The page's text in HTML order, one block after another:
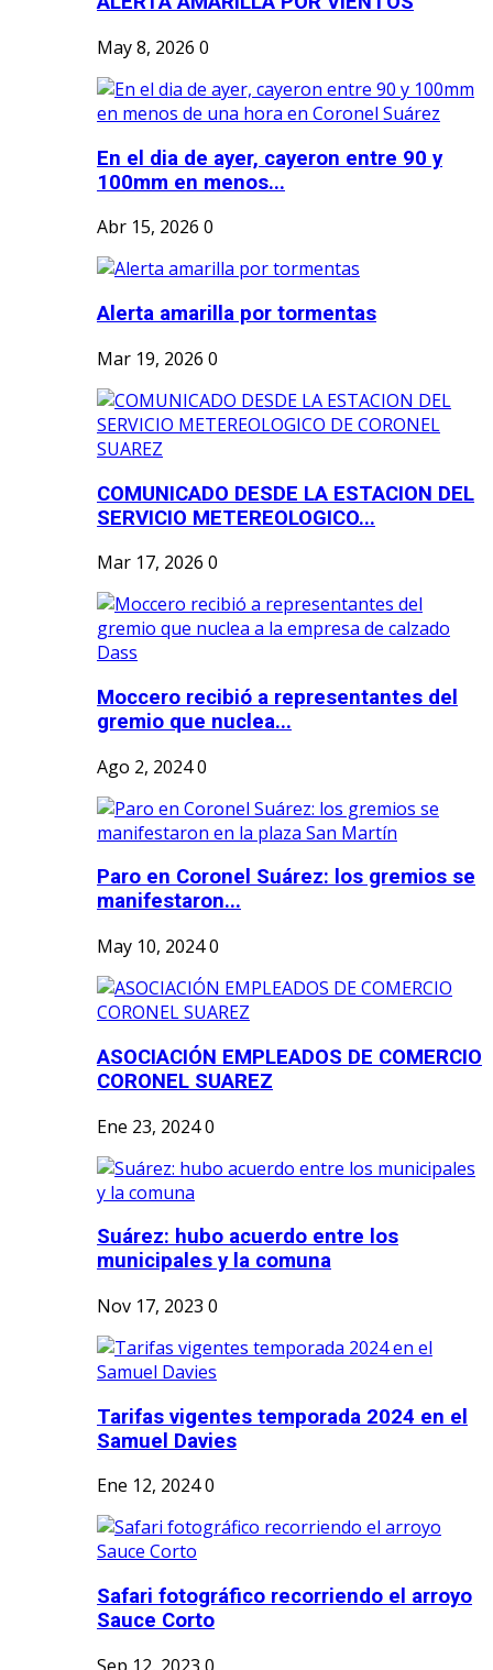
May 8, 2026 0
En el dia de ayer, cayeron entre 90 y
100mm en menos...
Abr 15, 2026 0
Alerta amarilla por tormentas
Mar 19, 2026 0
COMUNICADO DESDE LA ESTACION DEL
SERVICIO METEREOLOGICO...
Mar 17, 2026 0
Moccero recibió a representantes del
gremio que nuclea...
Ago 2, 20240
Paro en Coronel Suárez: los gremios se
manifestaron...
May 10, 20240
ASOCIACIÓN EMPLEADOS DE COMERCIO
CORONEL SUAREZ
Ene 23, 20240
Suárez: hubo acuerdo entre los
municipales y la comuna
Nov 17, 2023 0
Tarifas vigentes temporada 2024 en el
Samuel Davies
Ene 12, 20240
Safari fotográfico recorriendo el arroyo
Sauce Corto